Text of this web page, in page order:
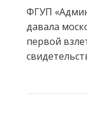
ФГУП
давала
первой